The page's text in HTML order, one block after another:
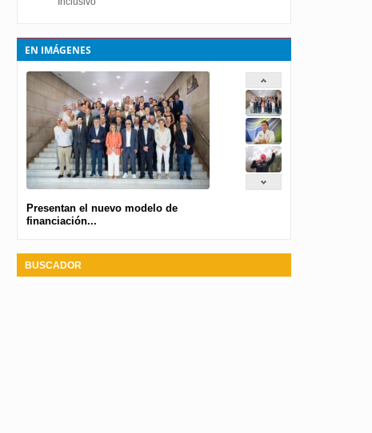
EN IMÁGENES
Presentan el nuevo modelo de
financiación...
BUSCADOR